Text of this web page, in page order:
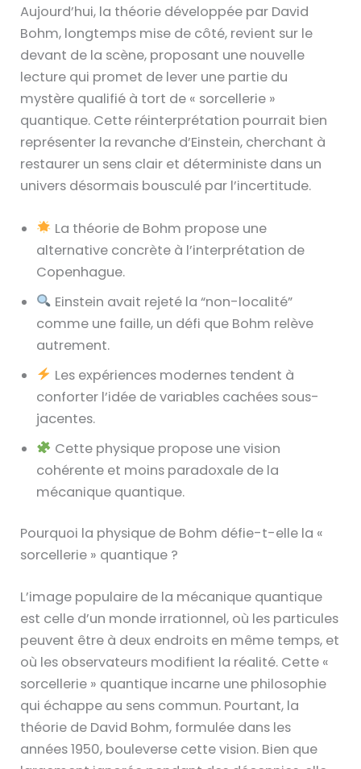
Aujourd’hui, la théorie développée par David
Bohm, longtemps mise de côté, revient sur le
devant de la scène, proposant une nouvelle
lecture qui promet de lever une partie du
mystère qualifié à tort de « sorcellerie »
quantique. Cette réinterprétation pourrait bien
représenter la revanche d’Einstein, cherchant à
restaurer un sens clair et déterministe dans un
univers désormais bousculé par l’incertitude.
La théorie de Bohm propose une
alternative concrète à l’interprétation de
Copenhague.
Einstein avait rejeté la “non-localité”
comme une faille, un défi que Bohm relève
autrement.
Les expériences modernes tendent à
conforter l’idée de variables cachées sous-
jacentes.
Cette physique propose une vision
cohérente et moins paradoxale de la
mécanique quantique.
Pourquoi la physique de Bohm défie-t-elle la «
sorcellerie » quantique ?
L’image populaire de la mécanique quantique
est celle d’un monde irrationnel, où les particules
peuvent être à deux endroits en même temps, et
où les observateurs modifient la réalité. Cette «
sorcellerie » quantique incarne une philosophie
qui échappe au sens commun. Pourtant, la
théorie de David Bohm, formulée dans les
années 1950, bouleverse cette vision. Bien que